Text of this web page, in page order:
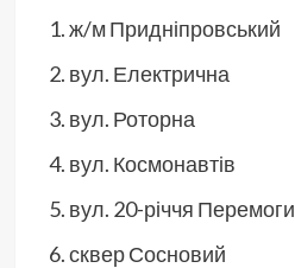
ж/м Придніпровський
вул. Електрична
вул. Роторна
вул. Космонавтів
вул. 20-річчя Перемоги
сквер Сосновий